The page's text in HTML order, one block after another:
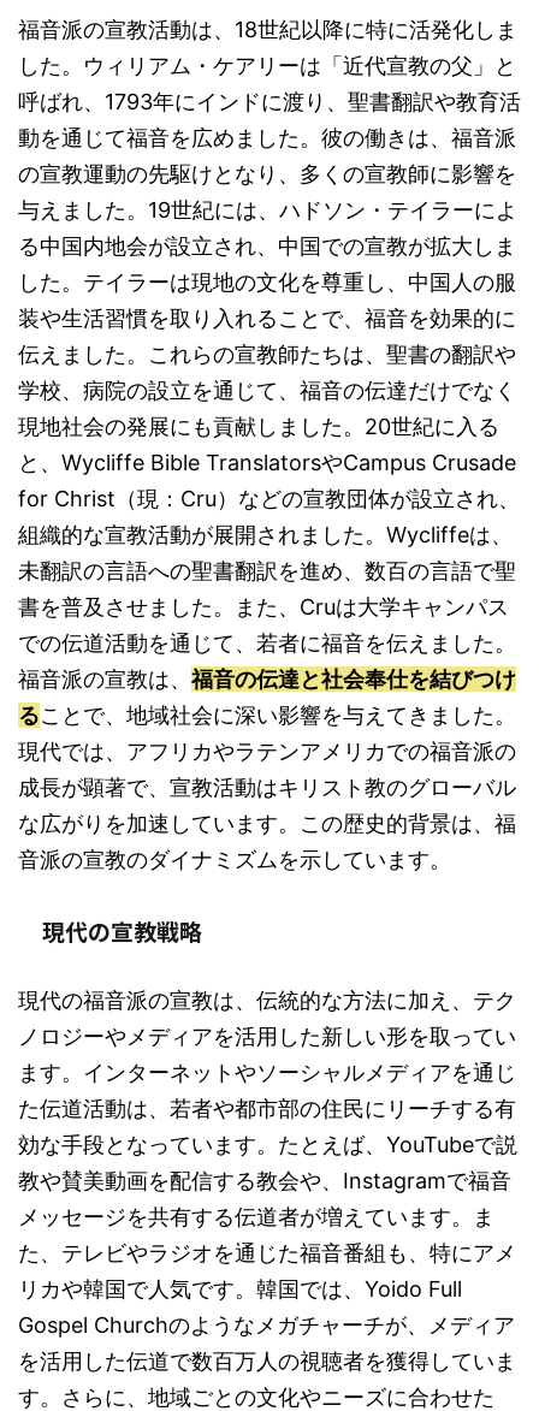
福音派の宣教活動は、18世紀以降に特に活発化しま
した。ウィリアム・ケアリーは「近代宣教の父」と
呼ばれ、1793年にインドに渡り、聖書翻訳や教育活
動を通じて福音を広めました。彼の働きは、福音派
の宣教運動の先駆けとなり、多くの宣教師に影響を
与えました。19世紀には、ハドソン・テイラーによ
る中国内地会が設立され、中国での宣教が拡大しま
した。テイラーは現地の文化を尊重し、中国人の服
装や生活習慣を取り入れることで、福音を効果的に
伝えました。これらの宣教師たちは、聖書の翻訳や
学校、病院の設立を通じて、福音の伝達だけでなく
現地社会の発展にも貢献しました。20世紀に入る
と、Wycliffe Bible TranslatorsやCampus Crusade
for Christ（現：Cru）などの宣教団体が設立され、
組織的な宣教活動が展開されました。Wycliffeは、
未翻訳の言語への聖書翻訳を進め、数百の言語で聖
書を普及させました。また、Cruは大学キャンパス
での伝道活動を通じて、若者に福音を伝えました。
福音派の宣教は、 福音の伝達と社会奉仕を結びつけ
ることで、地域社会に深い影響を与えてきました。
現代では、アフリカやラテンアメリカでの福音派の
成長が顕著で、宣教活動はキリスト教のグローバル
な広がりを加速しています。この歴史的背景は、福
音派の宣教のダイナミズムを示しています。
現代の宣教戦略
現代の福音派の宣教は、伝統的な方法に加え、テク
ノロジーやメディアを活用した新しい形を取ってい
ます。インターネットやソーシャルメディアを通じ
た伝道活動は、若者や都市部の住民にリーチする有
効な手段となっています。たとえば、YouTubeで説
教や賛美動画を配信する教会や、Instagramで福音
メッセージを共有する伝道者が増えています。ま
た、テレビやラジオを通じた福音番組も、特にアメ
リカや韓国で人気です。韓国では、Yoido Full
Gospel Churchのようなメガチャーチが、メディア
を活用した伝道で数百万人の視聴者を獲得していま
す。さらに、地域ごとの文化やニーズに合わせた